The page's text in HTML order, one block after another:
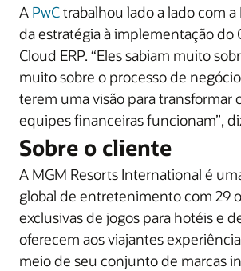
A PwCtrabalhou lado a lado com a
da estratégia à implementação do
Cloud ERP. “Eles sabiam muito
muito sobre o processo de
terem uma visão para transformar
equipes financeiras funcionam”,
Sobre o cliente
A MGM Resorts International é
global de entretenimento com 29
exclusivas de jogos para hotéis e
oferecem aos viajantes
meio de seu conjunto de marcas